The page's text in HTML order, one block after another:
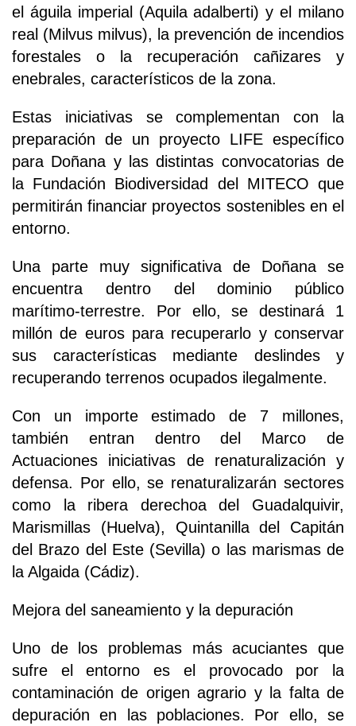
el águila imperial (Aquila adalberti) y el milano
real (Milvus milvus), la prevención de incendios
forestales o la recuperación cañizares y
enebrales, característicos de la zona.
Estas iniciativas se complementan con la
preparación de un proyecto LIFE específico
para Doñana y las distintas convocatorias de
la Fundación Biodiversidad del MITECO que
permitirán financiar proyectos sostenibles en el
entorno.
Una parte muy significativa de Doñana se
encuentra dentro del dominio público
marítimo-terrestre. Por ello, se destinará 1
millón de euros para recuperarlo y conservar
sus características mediante deslindes y
recuperando terrenos ocupados ilegalmente.
Con un importe estimado de 7 millones,
también entran dentro del Marco de
Actuaciones iniciativas de renaturalización y
defensa. Por ello, se renaturalizarán sectores
como la ribera derechoa del Guadalquivir,
Marismillas (Huelva), Quintanilla del Capitán
del Brazo del Este (Sevilla) o las marismas de
la Algaida (Cádiz).
Mejora del saneamiento y la depuración
Uno de los problemas más acuciantes que
sufre el entorno es el provocado por la
contaminación de origen agrario y la falta de
depuración en las poblaciones. Por ello, se